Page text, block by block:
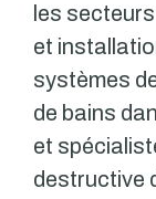
les
et
systèmes
de bains
et
destructive